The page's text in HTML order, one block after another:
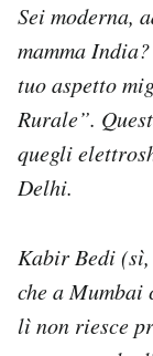
Sei moderna,
mamma
tuo aspetto
Rurale”.
quegli
Delhi.
Kabir Bedi (sì,
che a Mumbai
lì non riesce